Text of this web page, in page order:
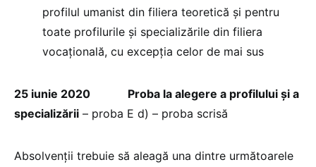
profilul umanist din filiera teoretică și pentru
toate profilurile și specializările din filiera
vocațională, cu excepția celor de mai sus
25 iunie 2020
Proba la alegere a profilului și a
specializării – proba E d) – proba scrisă
Absolvenții trebuie să aleagă una dintre următoarele